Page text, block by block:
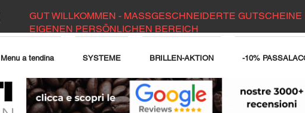
GUT WILLKOMMEN - MASSGESCHNEIDERTE GUTSCHEINE
EIGENEN PERSÖNLICHEN BEREICH
Menu a tendina SYSTEME BRILLEN-AKTION -10%